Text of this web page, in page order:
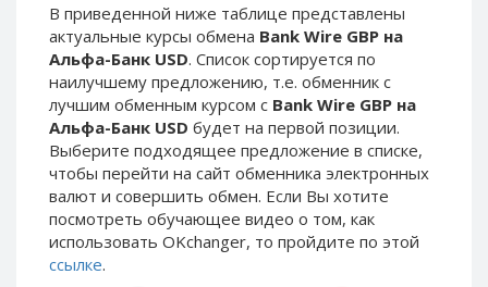
В приведенной ниже таблице представлены
актуальные курсы обмена Bank Wire GBP на
Альфа-Банк USD. Список сортируется по
наилучшему предложению, т.е. обменник с
лучшим обменным курсом с Bank Wire GBP на
Альфа-Банк USD будет на первой позиции.
Выберите подходящее предложение в списке,
чтобы перейти на сайт обменника электронных
валют и совершить обмен. Если Вы хотите
посмотреть обучающее видео о том, как
использовать OKchanger, то пройдите по этой
ссылке.
ЮMoney RUB
ЮMoney KZT
PayPal USD
PayPal EUR
PayPal GBP
PayPal CAD
PayPal AUD
PayPal RUB
PayPal CZK
ЮMoney RUB
ЮMoney KZT
PayPal USD
PayPal EUR
PayPal GBP
PayPal CAD
PayPal AUD
PayPal RUB